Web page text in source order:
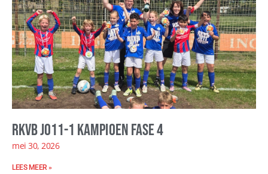
RKVB JO11-1 kampioen fase 4
mei 30, 2026
LEES MEER »